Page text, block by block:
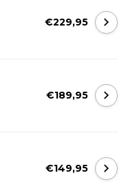
€229,95
€189,95
€149,95